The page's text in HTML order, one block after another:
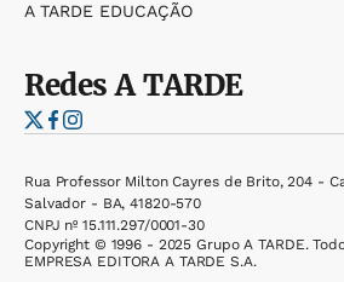
A TARDE EDUCAÇÃO
RedesA TARDE
Rua Professor Milton Cayres de Brito, 204 -
Salvador - BA, 41820-570
CNPJ nº 15.111.297/0001-30
Copyright © 1996 - 2025 Grupo A TARDE.
EMPRESA EDITORA A TARDE S.A.